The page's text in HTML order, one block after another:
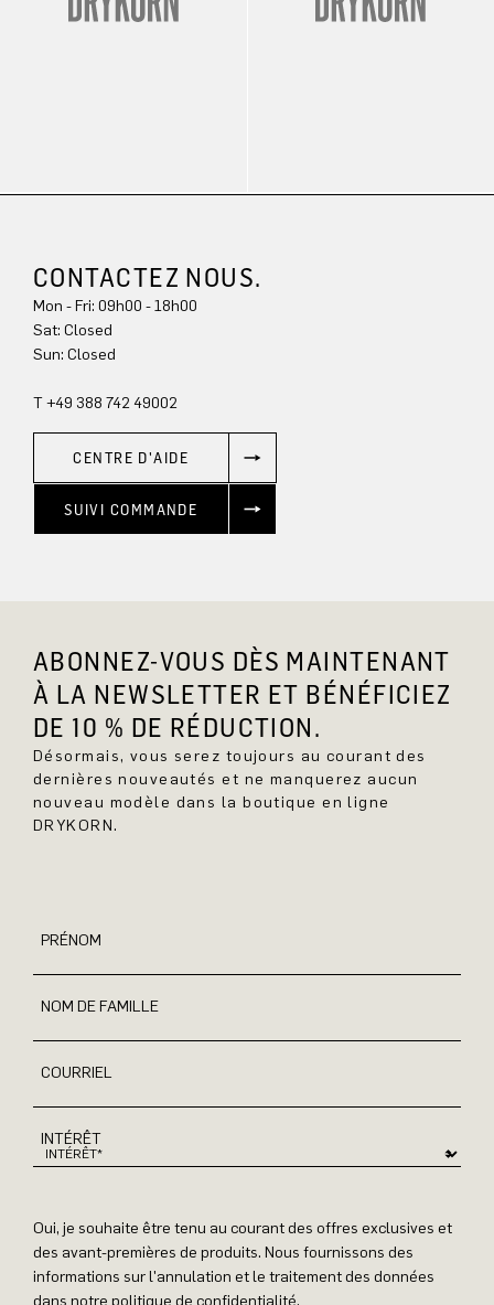
CONTACTEZ NOUS.
Mon - Fri: 09h00 - 18h00
Sat: Closed
Sun: Closed
T +49 388 742 49002
CENTRE D'AIDE
SUIVI COMMANDE
ABONNEZ-VOUS DÈS MAINTENANT
À LA NEWSLETTER ET BÉNÉFICIEZ
DE 10 % DE RÉDUCTION.
Désormais, vous serez toujours au courant des
dernières nouveautés et ne manquerez aucun
nouveau modèle dans la boutique en ligne
DRYKORN.
PRÉNOM
NOM DE FAMILLE
COURRIEL
INTÉRÊT
Oui, je souhaite être tenu au courant des offres exclusives et
des avant-premières de produits. Nous fournissons des
informations sur l'annulation et le traitement des données
dans notre politique de confidentialité.